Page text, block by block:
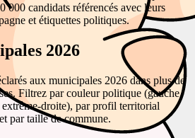
000 candidats référencés avec leurs
et étiquettes politiques.
2026
aux municipales 2026 dans plus de
Filtrez par couleur politique (gauche,
droite), par profil territorial
par taille de commune.